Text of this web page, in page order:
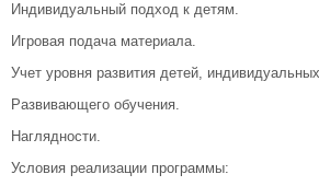
Индивидуальный подход к детям.
Игровая подача материала.
Учет уровня развития детей,
Развивающего обучения.
Наглядности.
Условия реализации программы: